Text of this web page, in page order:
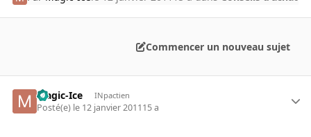
Commencer un nouveau sujet
Magic-Ice INpactien
Posté(e) le 12 janvier 201115 a